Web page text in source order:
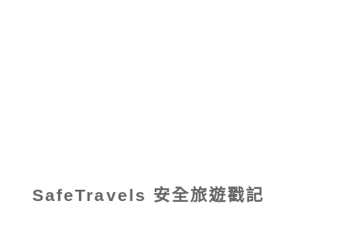
SafeTravels 安全旅遊戳記